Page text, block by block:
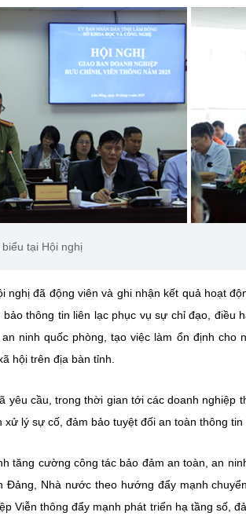
tại Hội nghị
nghị đã động viên và ghi nhận kết quả hoạt
thông tin liên lạc phục vụ sự chỉ đạo, điều
ninh quốc phòng, tạo việc làm ổn định
hội trên địa bàn tỉnh.
yêu cầu, trong thời gian tới các doanh nghiệp
lý sự cố, đảm bảo tuyệt đối an toàn thông tin
tăng cường công tác bảo đảm an toàn, an
Đảng, Nhà nước theo hướng đẩy mạnh
Viễn thông đẩy mạnh phát triển hạ tầng số,